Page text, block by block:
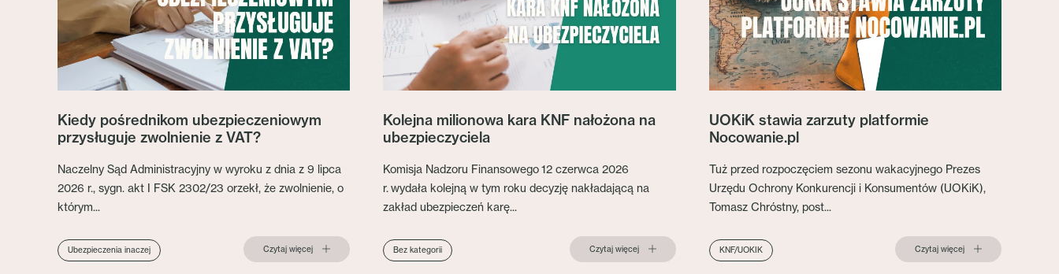
Kiedy pośrednikom ubezpieczeniowym
przysługuje zwolnienie z VAT?
Naczelny Sąd Administracyjny w wyroku z dnia z 9 lipca
2026 r., sygn. akt I FSK 2302/23 orzekł, że zwolnienie, o
którym...
Ubezpieczenia inaczej Czytaj więcej
Kolejna milionowa kara KNF nałożona na
ubezpieczyciela
Komisja Nadzoru Finansowego 12 czerwca 2026
r. wydała kolejną w tym roku decyzję nakładającą na
zakład ubezpieczeń karę...
Bez kategorii Czytaj więcej
UOKiK stawia zarzuty platformie
Nocowanie.pl
Tuż przed rozpoczęciem sezonu wakacyjnego Prezes
Urzędu Ochrony Konkurencji i Konsumentów (UOKiK),
Tomasz Chróstny, post...
KNF/UOKIK Czytaj więcej